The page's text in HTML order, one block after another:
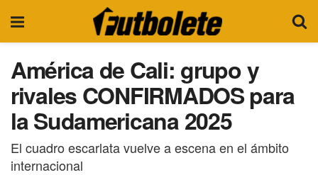
América de Cali: grupo y
rivales CONFIRMADOS para
la Sudamericana 2025
El cuadro escarlata vuelve a escena en el ámbito
internacional